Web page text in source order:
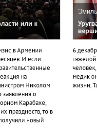
или к
в Армении
И если
на
Николом
о
Карабахе,
празднеств, то в
новый
6
тяжелой
медик
жизни,